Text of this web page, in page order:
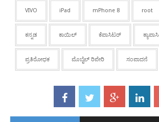
VIVO iPad mPhone 8 root
ಕನ್ನಡ ಕಾಯಿಲ್ ಕೆಪಾಸಿಟರ್
ಪ್ರತಿರೋಧಕ ಮೊಬೈಲ್ ರಿಪೇರಿ ಸಂಪಾದನೆ